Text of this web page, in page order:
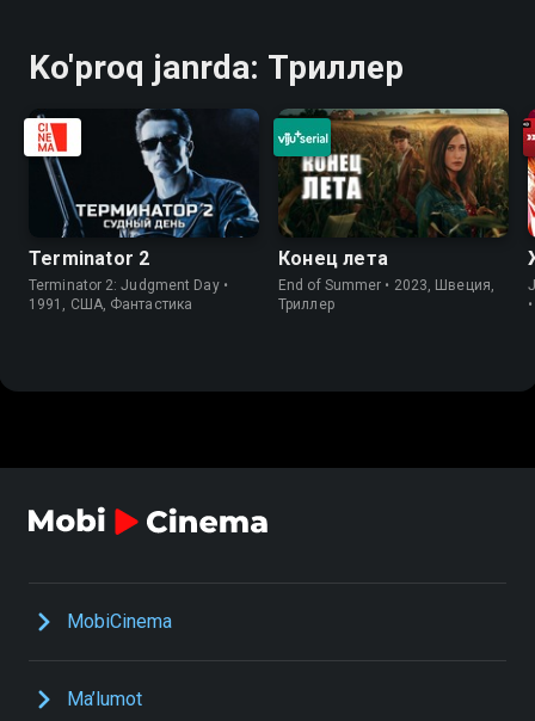
Ko'proq janrda: Триллер
Terminator 2
Terminator 2: Judgment Day •
1991, США, Фантастика
Конец лета
End of Summer • 2023, Швеция,
Триллер
MobiCinema
Ma’lumot